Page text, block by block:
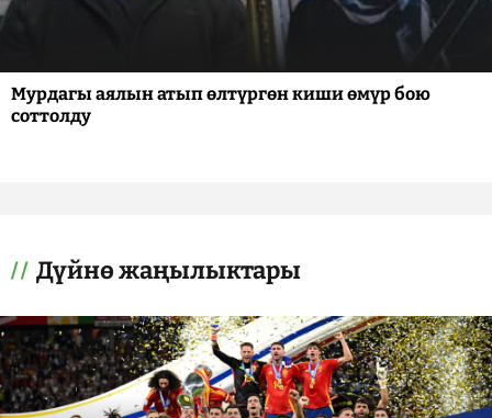
Мурдагы аялын атып өлтүргөн киши өмүр бою
соттолду
Дүйнө жаңылыктары